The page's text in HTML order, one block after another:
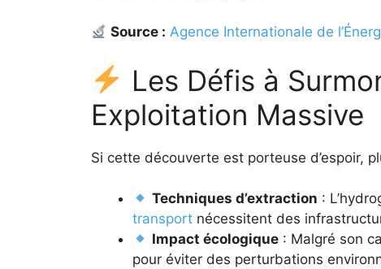
Source : Agence Internationale de
Les Défis à
Exploitation Massive
Si cette découverte est porteuse d’espoir,
Techniques d’extraction :
transport nécessitent des
Impact écologique : Malgré son
pour éviter des perturbations